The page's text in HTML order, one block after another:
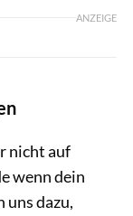
ANZEIGE
nicht auf
wenn dein
uns dazu,